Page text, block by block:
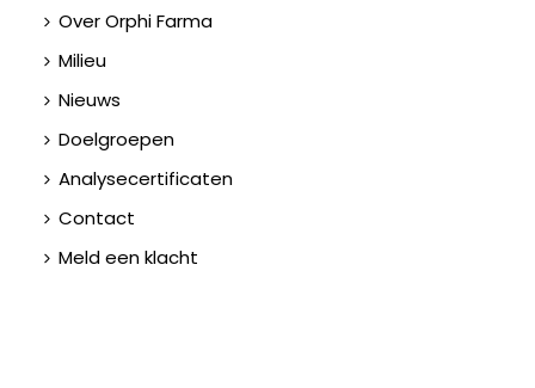
Over Orphi Farma
Milieu
Nieuws
Doelgroepen
Analysecertificaten
Contact
Meld een klacht